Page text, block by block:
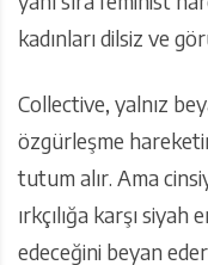
kadınları dilsiz ve
Collective, yalnız
özgürleşme
tutum alır. Ama
ırkçılığa karşı
edeceğini beyan